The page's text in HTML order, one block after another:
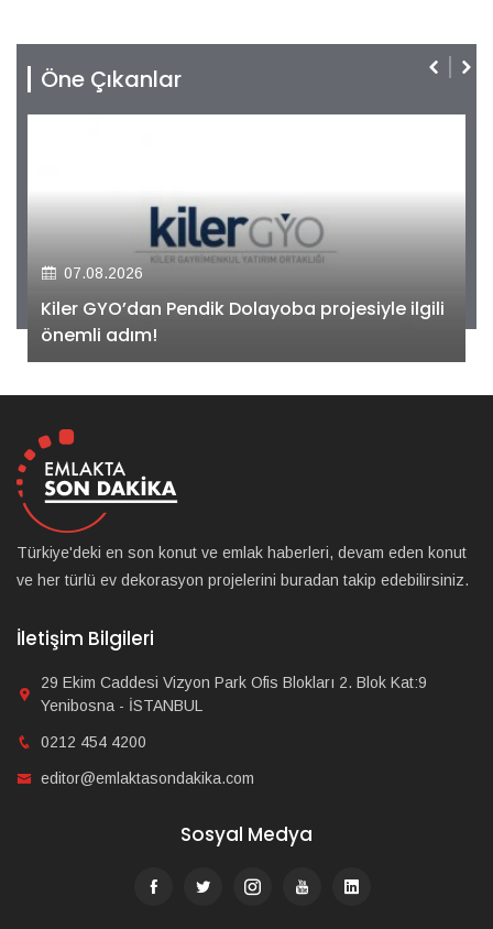
Öne Çıkanlar
07.08.2026
Kiler GYO’dan Pendik Dolayoba projesiyle ilgili
önemli adım!
Türkiye'deki en son konut ve emlak haberleri, devam eden konut
ve her türlü ev dekorasyon projelerini buradan takip edebilirsiniz.
İletişim Bilgileri
29 Ekim Caddesi Vizyon Park Ofis Blokları 2. Blok Kat:9
Yenibosna - İSTANBUL
0212 454 4200
editor@emlaktasondakika.com
Sosyal Medya